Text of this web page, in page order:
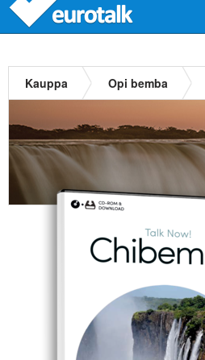
Kauppa Opi bemba